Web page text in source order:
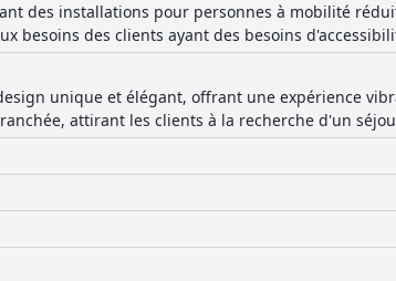
des installations pour personnes à mobilité
besoins des clients ayant des besoins
unique et élégant, offrant une expérience
attirant les clients à la recherche d'un